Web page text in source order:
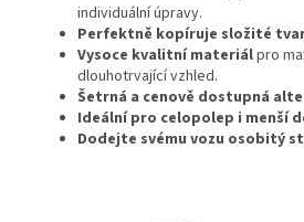
individuální úpravy.
Perfektně kopíruje složité
Vysoce kvalitní materiálpro
dlouhotrvající vzhled.
Šetrná a cenově dostupná
Ideální pro celopolep i menší
Dodejte svému vozu osobitý